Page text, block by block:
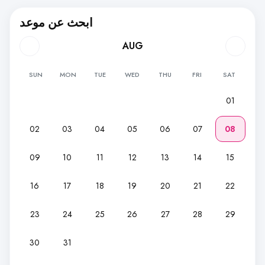
ابحث عن موعد
AUG
SUN MON TUE WED THU FRI SAT
01
02 03 04 05 06 07 08
09 10 11 12 13 14 15
16 17 18 19 20 21 22
23 24 25 26 27 28 29
30 31